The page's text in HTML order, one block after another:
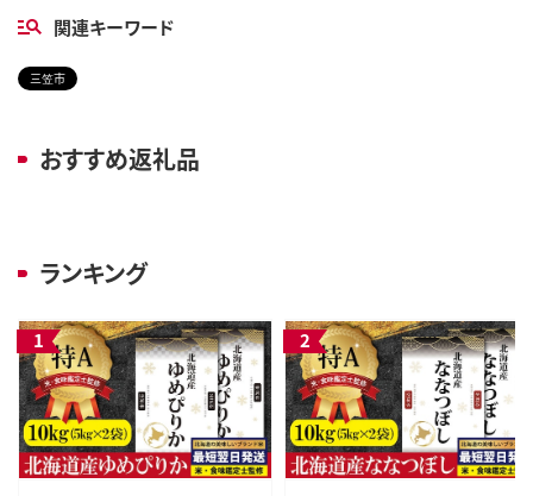
関連キーワード
三笠市
おすすめ返礼品
ランキング